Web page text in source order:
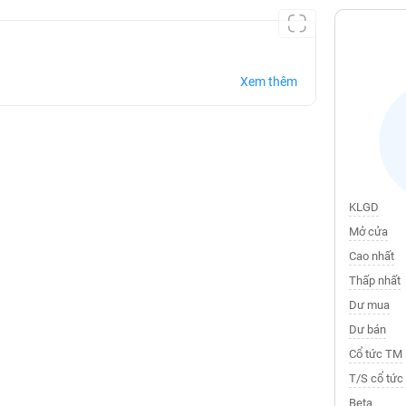
Xem thêm
KLGD
Mở cửa
Cao nhất
Thấp nhất
Dư mua
Dư bán
Cổ tức TM
T/S cổ tức
Beta